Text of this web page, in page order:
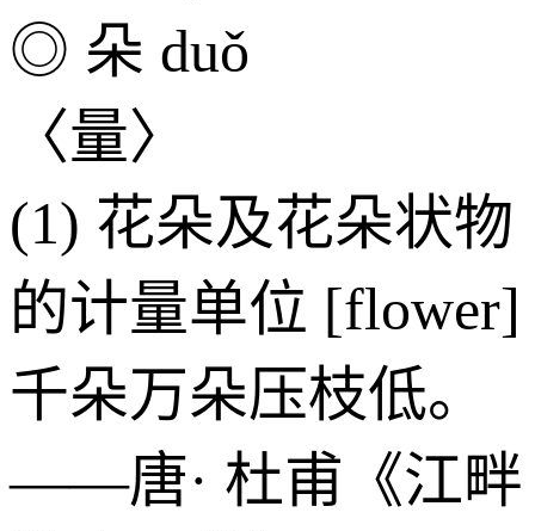
◎ 朵 duǒ
〈量〉
(1) 花朵及花朵状物
的计量单位 [flower]
千朵万朵压枝低。
——唐· 杜甫《江畔